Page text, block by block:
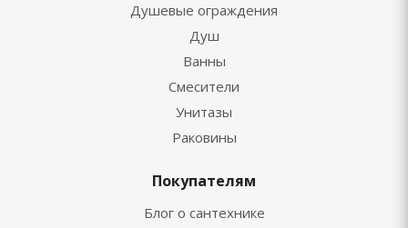
Душевые ограждения
Душ
Ванны
Смесители
Унитазы
Раковины
Покупателям
Блог о сантехнике